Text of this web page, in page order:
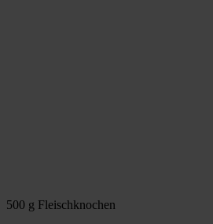
500 g Fleischknochen